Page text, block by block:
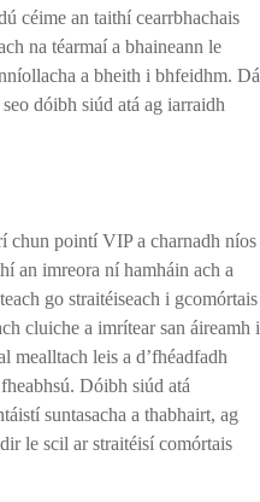
céime an taithí cearrbhachais
na téarmaí a bhaineann le
a bheith i bhfeidhm. Dá
dóibh siúd atá ag iarraidh
chun pointí VIP a charnadh níos
an imreora ní hamháin ach a
go straitéiseach i gcomórtais
cluiche a imrítear san áireamh i
mealltach leis a d’fhéadfadh
Dóibh siúd atá
suntasacha a thabhairt, ag
le scil ar straitéisí comórtais